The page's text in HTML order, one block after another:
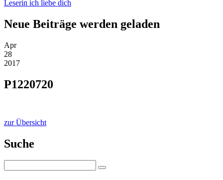
Leserin ich liebe dich
Neue Beiträge werden geladen
Apr
28
2017
P1220720
zur Übersicht
Suche